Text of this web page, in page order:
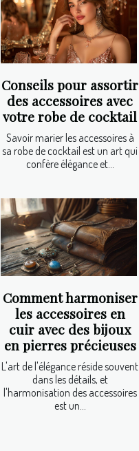
Conseils pour assortir
des accessoires avec
votre robe de cocktail
Savoir marier les accessoires à
sa robe de cocktail est un art qui
confère élégance et...
Comment harmoniser
les accessoires en
cuir avec des bijoux
en pierres précieuses
L'art de l'élégance réside souvent
dans les détails, et
l'harmonisation des accessoires
est un...